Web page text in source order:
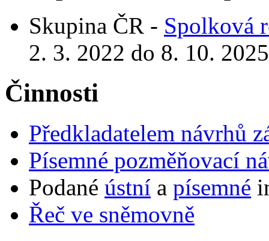
Skupina ČR - Spolková
2. 3. 2022 do 8. 10. 2025
Činnosti
Předkladatelem návrhů
Písemné pozměňovací
Podané ústní a písemné
Řeč ve sněmovně